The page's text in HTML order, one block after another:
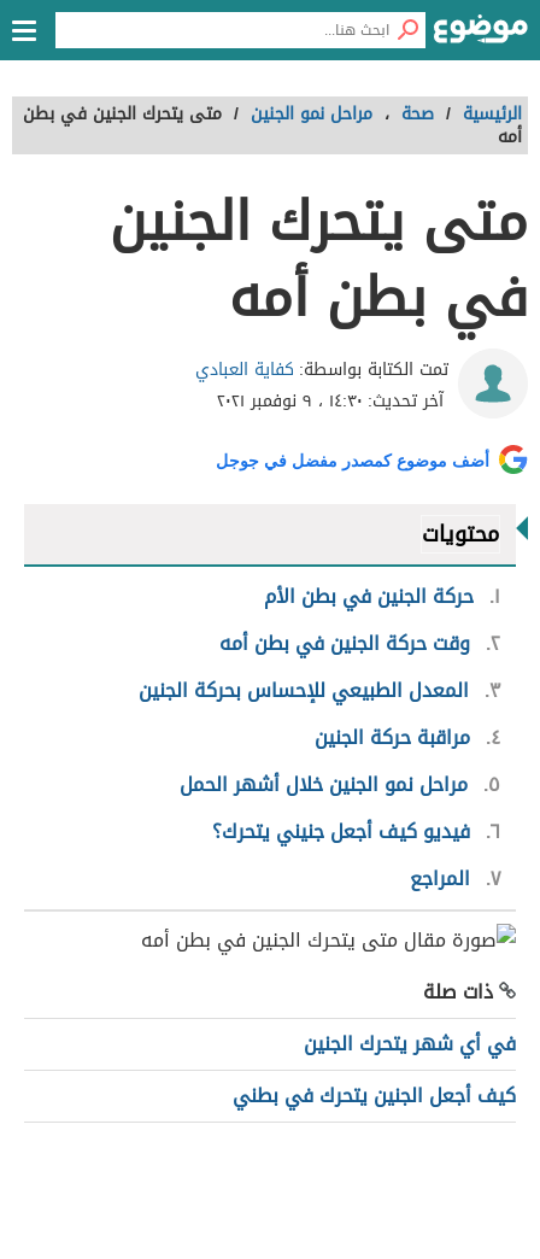
الرئيسية / صحة ، مراحل نمو الجنين / متى يتحرك الجنين في بطن
أمه
متى يتحرك الجنين
في بطن أمه
تمت الكتابة بواسطة: كفاية العبادي
آخر تحديث: ١٤:٣٠ ، ٩ نوفمبر ٢٠٢١
أضف موضوع كمصدر مفضل في جوجل
محتويات
١ حركة الجنين في بطن الأم
٢ وقت حركة الجنين في بطن أمه
٣
المعدل الطبيعي للإحساس بحركة الجنين
٤ مراقبة حركة الجنين
٥ مراحل نمو الجنين خلال أشهر الحمل
٦ فيديو كيف أجعل جنيني يتحرك؟
٧ المراجع
ذات صلة
في أي شهر يتحرك الجنين
كيف أجعل الجنين يتحرك في بطني